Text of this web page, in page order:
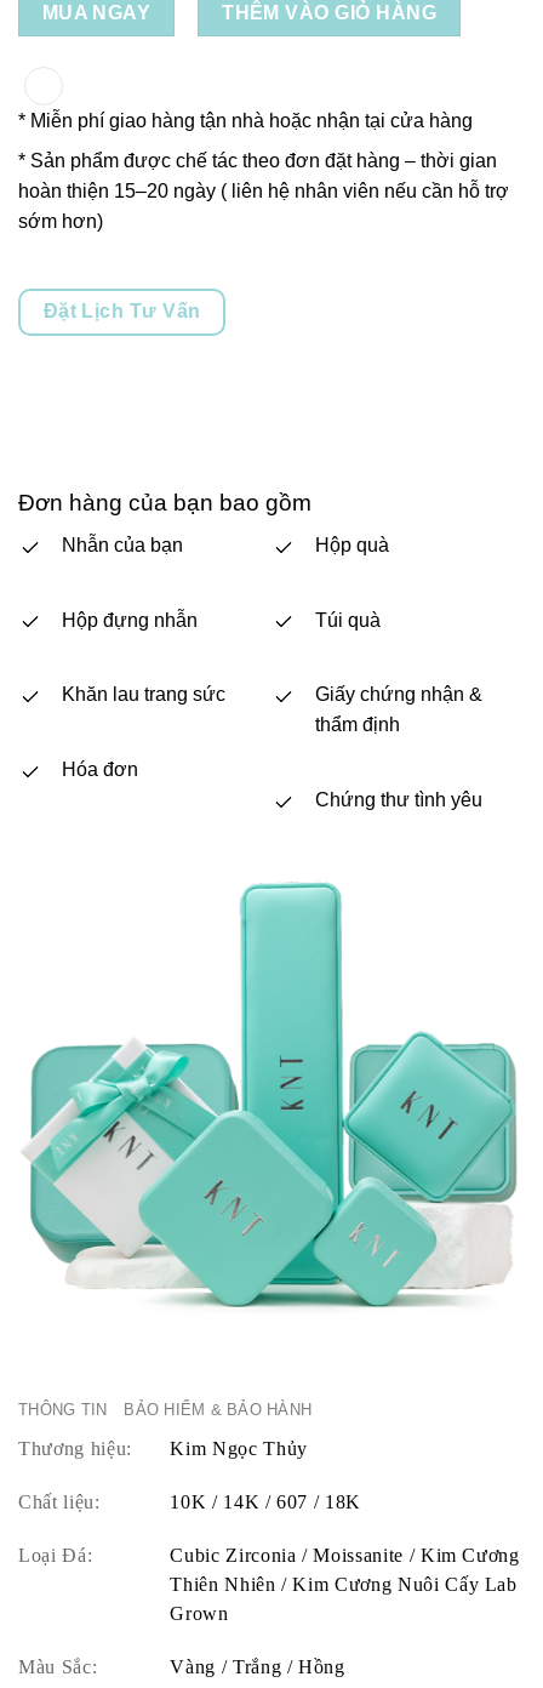
MUA NGAY
THÊM VÀO GIỎ HÀNG
* Miễn phí giao hàng tận nhà hoặc nhận tại cửa hàng
* Sản phẩm được chế tác theo đơn đặt hàng – thời gian
hoàn thiện 15–20 ngày ( liên hệ nhân viên nếu cần hỗ trợ
sớm hơn)
Đặt Lịch Tư Vấn
Đơn hàng của bạn bao gồm
Nhẫn của bạn
Hộp đựng nhẫn
Khăn lau trang sức
Hóa đơn
Hộp quà
Túi quà
Giấy chứng nhận &
thẩm định
Chứng thư tình yêu
THÔNG TIN BẢO HIỂM & BẢO HÀNH
Thương hiệu: Kim Ngọc Thủy
Chất liệu: 10K / 14K / 607 / 18K
Loại Đá:
Cubic Zirconia / Moissanite / Kim Cương
Thiên Nhiên / Kim Cương Nuôi Cấy Lab
Grown
Màu Sắc: Vàng / Trắng / Hồng